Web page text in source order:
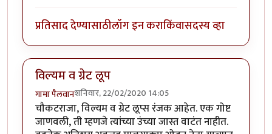
प्रतिसाद देण्यासाठीलॉग इन कराकिंवासदस्य व्हा
विल्यम व ग्रेट लूप
गामा पैलवानशनिवार, 22/02/2020 14:05
चौकटराजा, विल्यम व ग्रेट लूप्स रंजक आहेत. एक गोष्ट
जाणवली, ती म्हणजे त्यांच्या उंच्या जास्त वाटंत नाहीत.